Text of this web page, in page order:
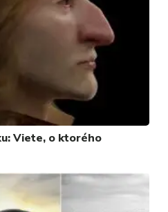
Viete, o ktorého